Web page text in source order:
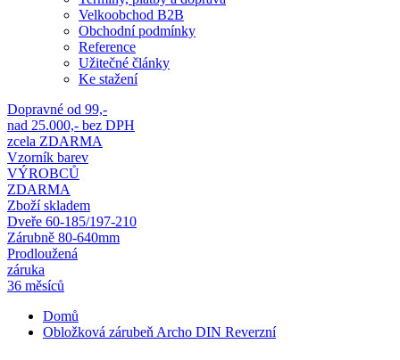
Velkoobchod B2B
Obchodní podmínky
Reference
Užitečné články
Ke stažení
Dopravné od 99,-
nad 25.000,- bez DPH
zcela ZDARMA
Vzorník barev
VÝROBCŮ
ZDARMA
Zboží skladem
Dveře 60-185/197-210
Zárubně 80-640mm
Prodloužená
záruka
36 měsíců
Domů
Obložková zárubeň Archo DIN Reverzní